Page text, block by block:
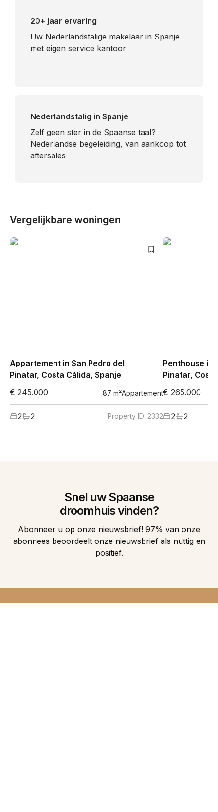
20+ jaar ervaring
Uw Nederlandstalige makelaar in Spanje
met eigen service kantoor
Nederlandstalig in Spanje
​Zelf geen ster in de Spaanse taal?
Nederlandse begeleiding, van aankoop tot
aftersales
Vergelijkbare woningen
Appartement in San Pedro del
Pinatar, Costa Cálida, Spanje
€ 245.000
87 m²Appartement
2 2 Property ID: 2332
Penthouse in
Pinatar,
€ 265.000
2 2
Snel uw Spaanse
droomhuis vinden?
Abonneer u op onze nieuwsbrief! 97% van onze
abonnees beoordeelt onze nieuwsbrief als nuttig en
positief.